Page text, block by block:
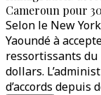
Cameroun pour
Selon le New
Yaoundé à
ressortissants du
dollars.
d’accords depuis